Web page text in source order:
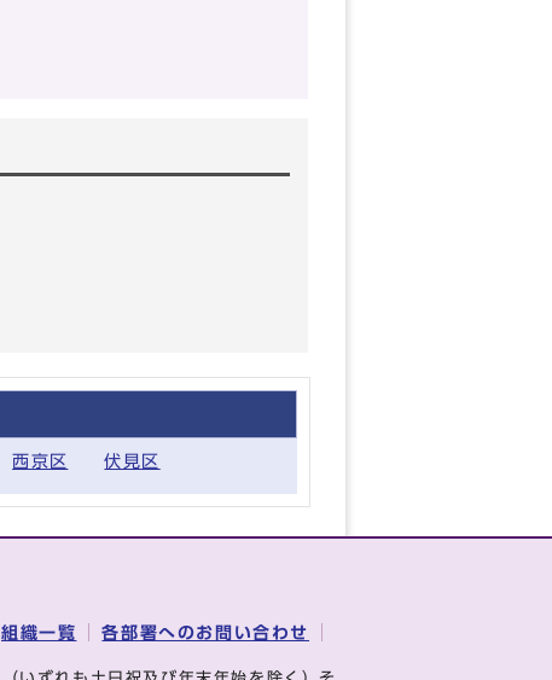
西京区 伏見区
組織一覧 各部署へのお問い合わせ